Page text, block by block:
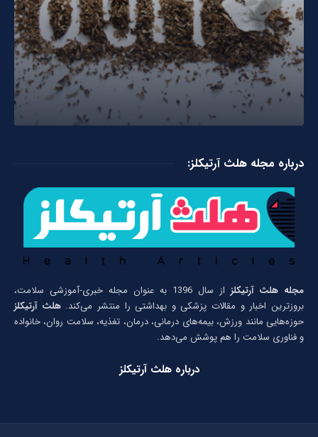
درباره مجله هلث آرتیکلز:
مجله هلث آرتیکلز
از سال 1396 به عنوان مجله خبری-آموزشی سلامت،
بروزترین اخبار و مقالات پزشکی و بهداشتی را منتشر می‌کند.هلث آرتیکلز
حوزه‌هایی مانند ورزش، بیمه‌های درمانی، درمان، تغذیه، سلامت روان، خانواده
و فناوری سلامت را هم پوشش می‌دهد.
درباره هلث آرتیکلز